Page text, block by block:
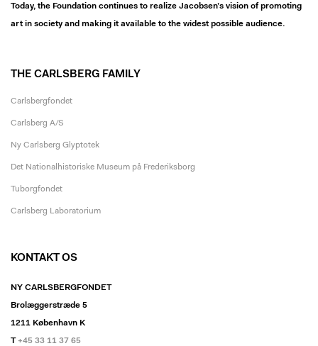
Today, the Foundation continues to realize Jacobsen’s vision of promoting
art in society and making it available to the widest possible audience.
THE CARLSBERG FAMILY
Carlsbergfondet
Carlsberg A/S
Ny Carlsberg Glyptotek
Det Nationalhistoriske Museum på Frederiksborg
Tuborgfondet
Carlsberg Laboratorium
KONTAKT OS
NY CARLSBERGFONDET
Brolæggerstræde 5
1211 København K
T+45 33 11 37 65